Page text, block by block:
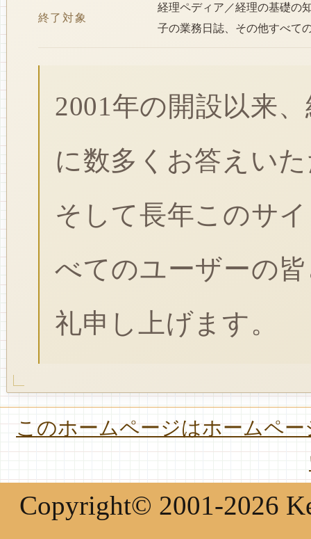
終了対象
経理ペディア／経理の基礎の
子の業務日誌、その他すべて
2001年の開設以来
に数多くお答えい
そして長年このサ
べてのユーザーの
礼申し上げます。
このホームページはホームペ
Copyright© 2001-2026